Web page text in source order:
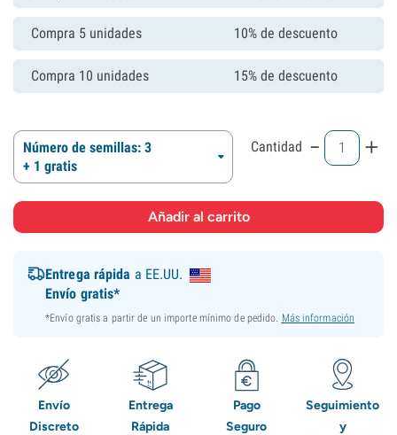
Compra 5 unidades 10% de descuento
Compra 10 unidades 15% de descuento
Número de semillas: 3
+ 1 gratis
Cantidad - +
Entrega rápida a EE.UU.
Envío gratis*
*Envío gratis a partir de un importe mínimo de pedido. Más información
Envío
Discreto
Entrega
Rápida
Pago
Seguro
Seguimiento
y